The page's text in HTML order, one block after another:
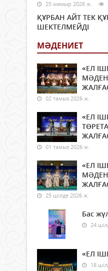
25 мамыр 2026 ж.
ҚҰРБАН АЙТ ТЕК
ШЕКТЕЛМЕЙДІ
МӘДЕНИЕТ
«ЕЛ
02 тамыз 2026 ж.
«ЕЛ
01 тамыз 2026 ж.
«ЕЛ
25 шілде 2026 ж.
Бас
24
«ЕЛ
18